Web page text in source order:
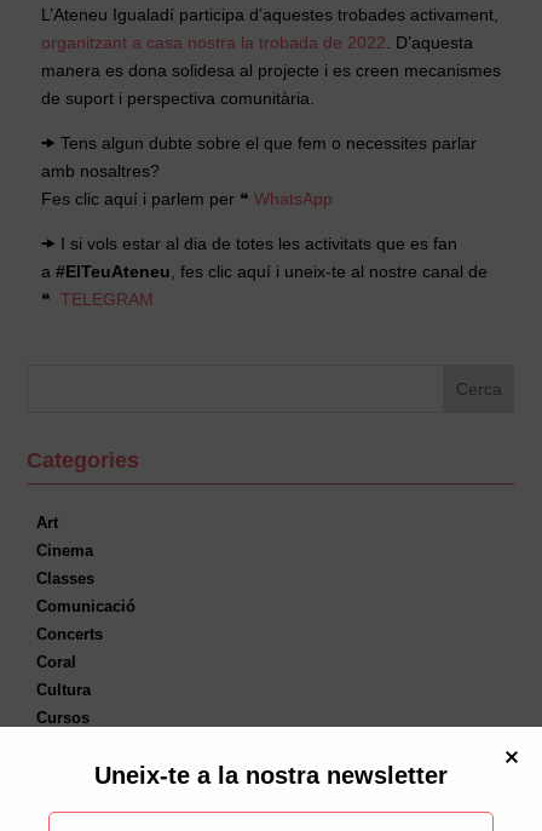
Uneix-te a la nostra newsletter
L’Ateneu Igualadí participa d’aquestes trobades activament,
organitzant a casa nostra la trobada de 2022 . D’aquesta
manera es dona solidesa al projecte i es creen mecanismes
de suport i perspectiva comunitària.
🠞 Tens algun dubte sobre el que fem o necessites parlar
amb nosaltres?
Fes clic aquí i parlem per ❝WhatsApp
🠞 I si vols estar al dia de totes les activitats que es fan
a#ElTeuAteneu , fes clic aquí i uneix-te al nostre canal de
❝TELEGRAM
Categories
Art
Cinema
Classes
Comunicació
Concerts
Coral
Cultura
Cursos
Dimarts Disruptius